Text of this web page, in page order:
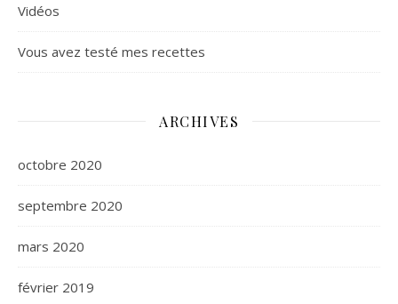
Vidéos
Vous avez testé mes recettes
ARCHIVES
octobre 2020
septembre 2020
mars 2020
février 2019